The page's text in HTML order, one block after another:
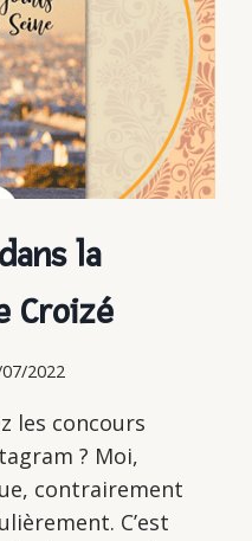
la
Croizé
2022
les concours
? Moi,
contrairement
C’est